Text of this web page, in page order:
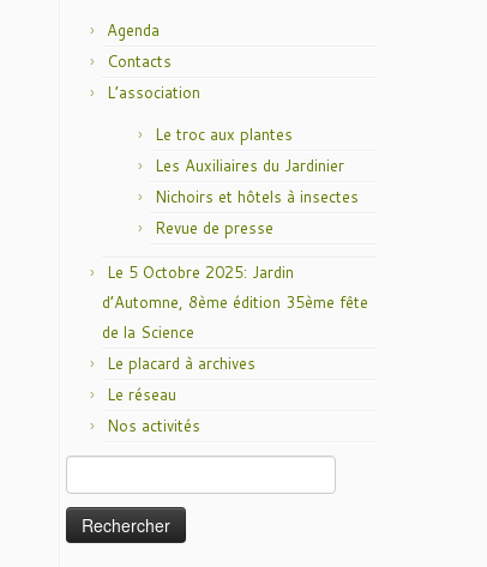
Agenda
Contacts
L’association
Le troc aux plantes
Les Auxiliaires du Jardinier
Nichoirs et hôtels à insectes
Revue de presse
Le 5 Octobre 2025: Jardin
d’Automne, 8ème édition 35ème fête
de la Science
Le placard à archives
Le réseau
Nos activités